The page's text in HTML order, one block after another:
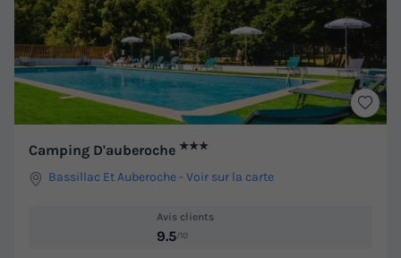
Camping D'auberoche ★★★
Bassillac Et Auberoche -Voir sur la carte
Avis clients
9.5/10